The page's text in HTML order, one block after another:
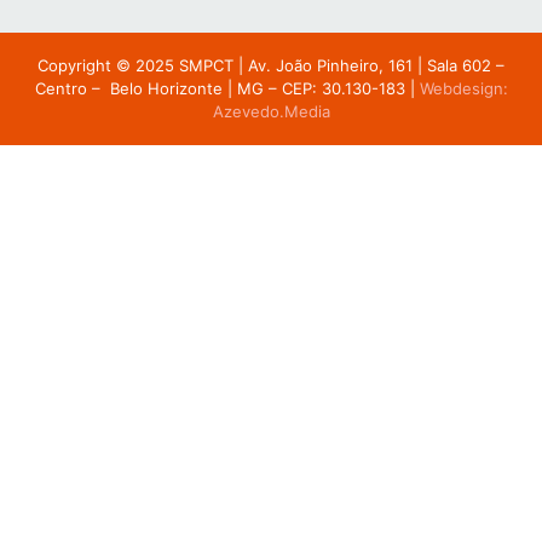
Copyright © 2025 SMPCT | Av. João Pinheiro, 161 | Sala 602 –
Centro – Belo Horizonte | MG – CEP: 30.130-183| Webdesign:
Azevedo.Media